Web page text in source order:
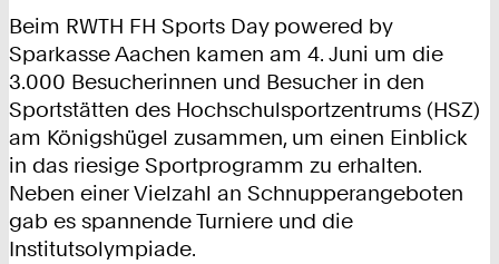
Beim RWTH FH Sports Day powered by
Sparkasse Aachen kamen am 4. Juni um die
3.000 Besucherinnen und Besucher in den
Sportstätten des Hochschulsportzentrums (HSZ)
am Königshügel zusammen, um einen Einblick
in das riesige Sportprogramm zu erhalten.
Neben einer Vielzahl an Schnupperangeboten
gab es spannende Turniere und die
Institutsolympiade.